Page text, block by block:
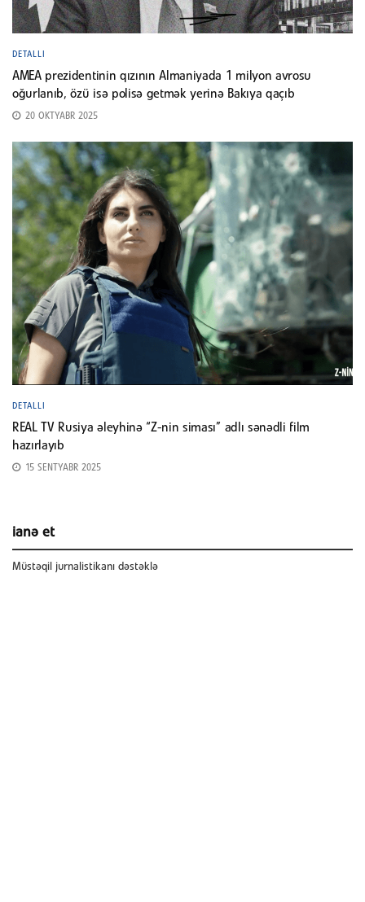
DETALLI
AMEA prezidentinin qızının Almaniyada 1 milyon avrosu
oğurlanıb, özü isə polisə getmək yerinə Bakıya qaçıb
20 OKTYABR 2025
DETALLI
REAL TV Rusiya əleyhinə “Z-nin siması” adlı sənədli film
hazırlayıb
15 SENTYABR 2025
ianə et
Müstəqil jurnalistikanı dəstəklə